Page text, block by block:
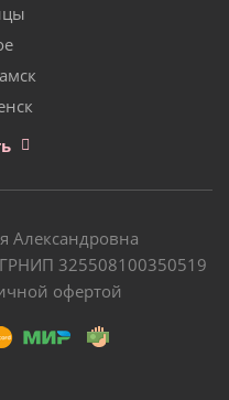
Александровна
325508100350519
офертой